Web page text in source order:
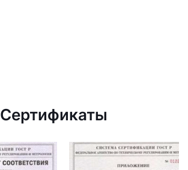
Сертификаты